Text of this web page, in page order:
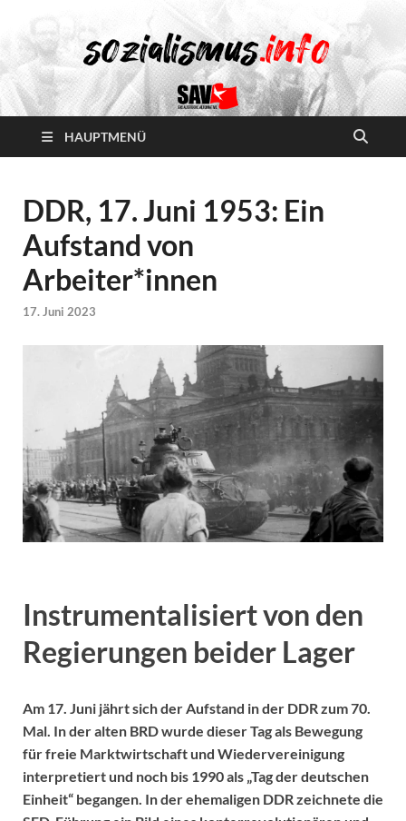
HAUPTMENÜ
DDR, 17. Juni 1953: Ein
Aufstand von
Arbeiter*innen
17. Juni 2023
Instrumentalisiert von den
Regierungen beider Lager
Am 17. Juni jährt sich der Aufstand in der DDR zum 70.
Mal. In der alten BRD wurde dieser Tag als Bewegung
für freie Marktwirtschaft und Wiedervereinigung
interpretiert und noch bis 1990 als „Tag der deutschen
Einheit“ begangen. In der ehemaligen DDR zeichnete die